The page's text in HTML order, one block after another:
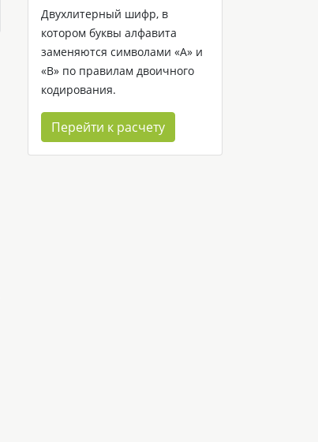
Двухлитерный шифр, в
котором буквы алфавита
заменяются символами «A» и
«B» по правилам двоичного
кодирования.
Перейти к расчету